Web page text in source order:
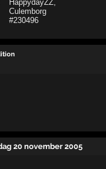
20 november 2005